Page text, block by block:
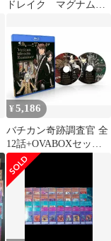
ドレイク マグナムー
ウルトラ 白の物語
¥5,186
バチカン奇跡調査官 全
12話+OVABOXセット
ブルーレイ【Blu-ray】
北米版